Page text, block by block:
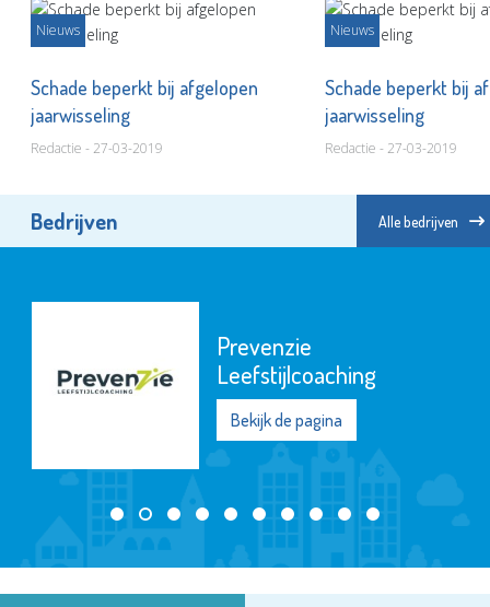
Nieuws
Schade beperkt bij afgelopen
jaarwisseling
Redactie - 27-03-2019
Nieuws
Schade beperkt bij
jaarwisseling
Redactie - 27-03-2019
Bedrijven Alle bedrijven
Prevenzie
Leefstijlcoaching
Bekijk de pagina